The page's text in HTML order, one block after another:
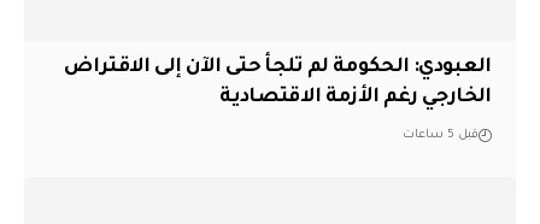
العبودي: الحكومة لم تلجأ حتى الآن إلى الاقتراض
الخارجي رغم الأزمة الاقتصادية
قبل 5 ساعات